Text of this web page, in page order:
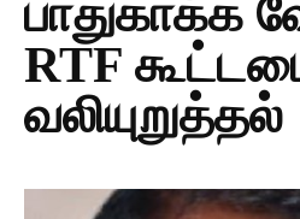
பாதுகாக்க
RTF
வலியுறுத்தல்